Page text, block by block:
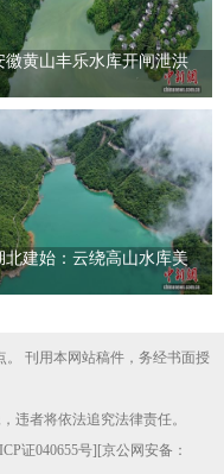
徽黄山丰乐水库开闸泄洪
北建始：云绕高山水库美
刊用本网站稿件，务经书面授
违者将依法追究法律责任。
证040655号][京公网安备：